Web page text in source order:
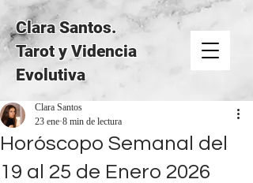
Clara Santos.
Tarot y Videncia
Evolutiva
Horóscopo Semanal del
19 al 25 de Enero 2026
Clara Santos
23 ene8 min de lectura